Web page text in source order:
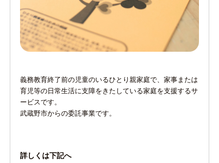
義務教育終了前の児童のいるひとり親家庭で、家事または
育児等の日常生活に支障をきたしている家庭を支援するサ
ービスです。
武蔵野市からの委託事業です。
詳しくは下記へ